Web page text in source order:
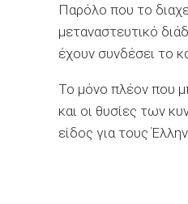
Παρόλο που το
μεταναστευτικό
έχουν συνδέσει το
Το μόνο πλέον που
και οι θυσίες των
είδος για τους